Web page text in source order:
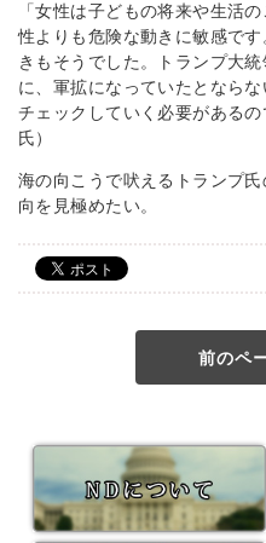
「女性は子どもの将来や生活
性よりも危険な動きに敏感で
きもそうでした。トランプ大
に、軍拡になっていたとなら
チェックしていく必要がある
氏）
海の向こうで吠えるトランプ
向を見極めたい。
前のペ